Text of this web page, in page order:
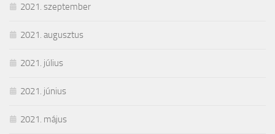
2021. szeptember
2021. augusztus
2021. július
2021. június
2021. május